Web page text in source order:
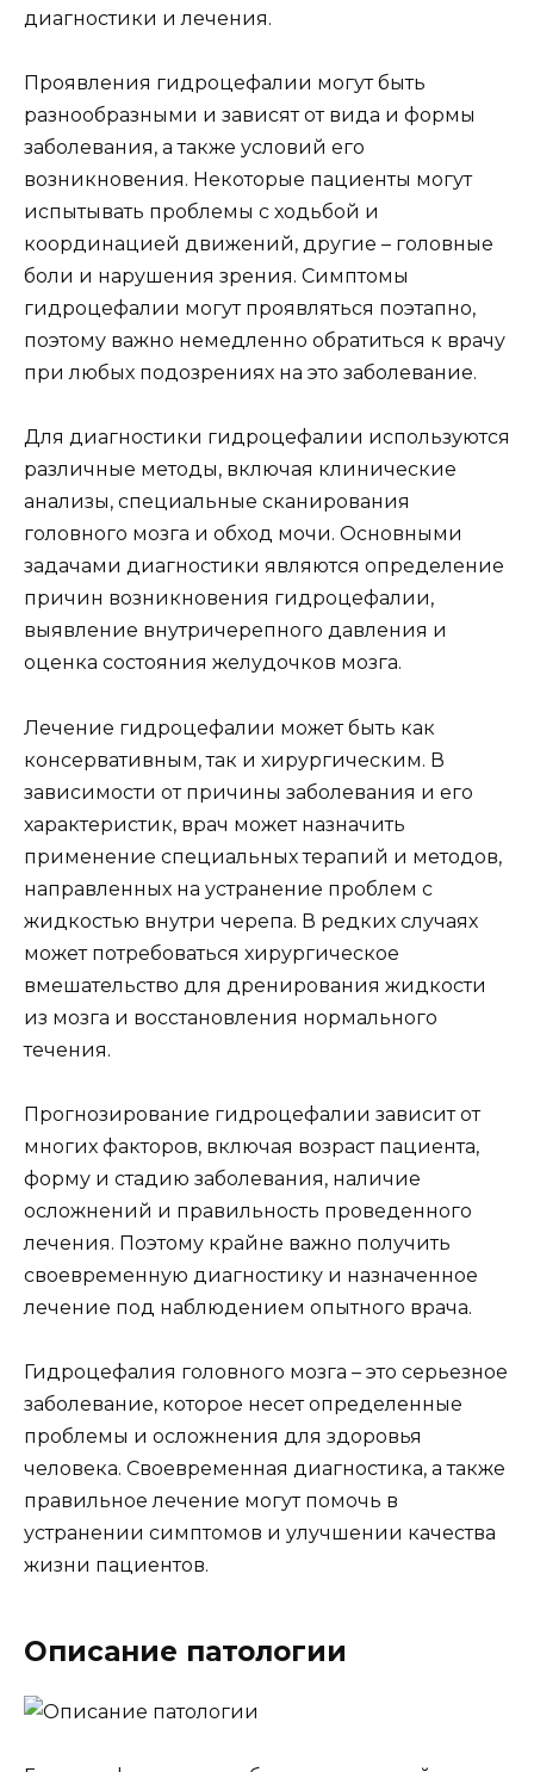
диагностики и лечения.
Проявления гидроцефалии могут быть
разнообразными и зависят от вида и формы
заболевания, а также условий его
возникновения. Некоторые пациенты могут
испытывать проблемы с ходьбой и
координацией движений, другие – головные
боли и нарушения зрения. Симптомы
гидроцефалии могут проявляться поэтапно,
поэтому важно немедленно обратиться к врачу
при любых подозрениях на это заболевание.
Для диагностики гидроцефалии используются
различные методы, включая клинические
анализы, специальные сканирования
головного мозга и обход мочи. Основными
задачами диагностики являются определение
причин возникновения гидроцефалии,
выявление внутричерепного давления и
оценка состояния желудочков мозга.
Лечение гидроцефалии может быть как
консервативным, так и хирургическим. В
зависимости от причины заболевания и его
характеристик, врач может назначить
применение специальных терапий и методов,
направленных на устранение проблем с
жидкостью внутри черепа. В редких случаях
может потребоваться хирургическое
вмешательство для дренирования жидкости
из мозга и восстановления нормального
течения.
Прогнозирование гидроцефалии зависит от
многих факторов, включая возраст пациента,
форму и стадию заболевания, наличие
осложнений и правильность проведенного
лечения. Поэтому крайне важно получить
своевременную диагностику и назначенное
лечение под наблюдением опытного врача.
Гидроцефалия головного мозга – это серьезное
заболевание, которое несет определенные
проблемы и осложнения для здоровья
человека. Своевременная диагностика, а также
правильное лечение могут помочь в
устранении симптомов и улучшении качества
жизни пациентов.
Описание патологии